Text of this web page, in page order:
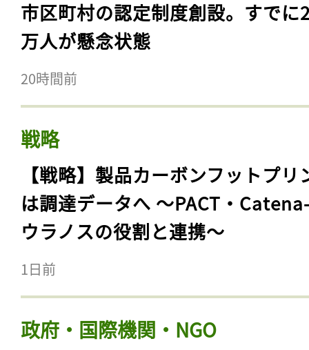
市区町村の認定制度創設。すでに
万人が懸念状態
20時間前
戦略
【戦略】製品カーボンフットプリ
は調達データへ 〜PACT・
ウラノスの役割と連携〜
1日前
政府・国際機関・NGO